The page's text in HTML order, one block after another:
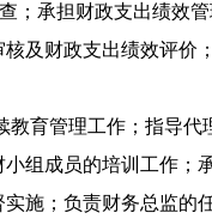
承担财政支出绩效
及财政支出绩效评价
育管理工作；指导代
组成员的培训工作；
施；负责财务总监的